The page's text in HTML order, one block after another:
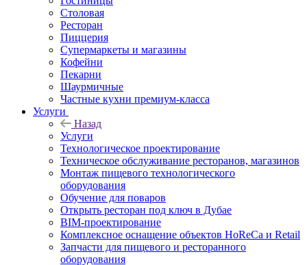
Столовая
Ресторан
Пиццерия
Супермаркеты и магазины
Кофейни
Пекарни
Шаурмичные
Частные кухни премиум-класса
Услуги
Назад
Услуги
Технологическое проектирование
Техническое обслуживание ресторанов, магазинов
Монтаж пищевого технологического
оборудования
Обучение для поваров
Открыть ресторан под ключ в Дубае
BIM-проектирование
Комплексное оснащение объектов HoReCa и Retail
Запчасти для пищевого и ресторанного
оборудования